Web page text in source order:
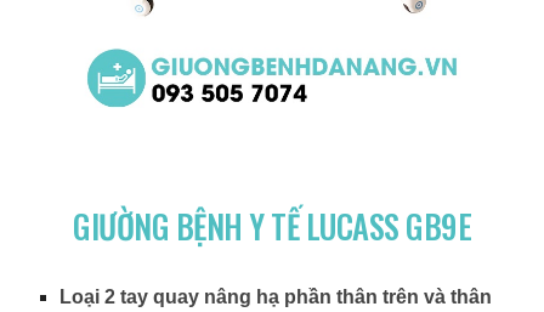
GIƯỜNG BỆNH Y TẾ LUCASS GB9E
Loại 2 tay quay nâng hạ phần thân trên và thân